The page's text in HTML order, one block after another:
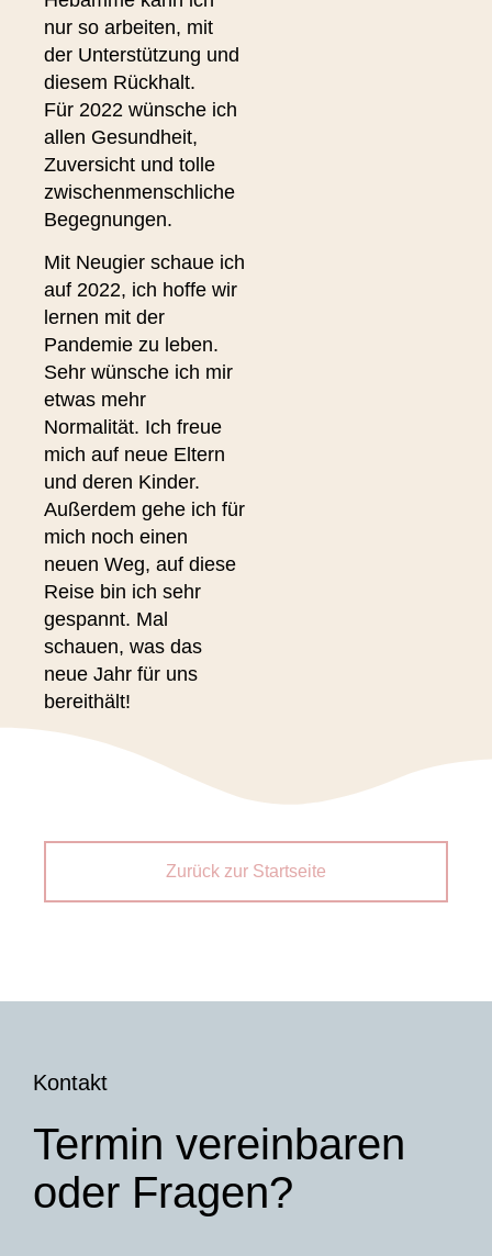
nur so arbeiten, mit
der Unterstützung und
diesem Rückhalt.
Für 2022 wünsche ich
allen Gesundheit,
Zuversicht und tolle
zwischenmenschliche
Begegnungen.
Mit Neugier schaue ich
auf 2022, ich hoffe wir
lernen mit der
Pandemie zu leben.
Sehr wünsche ich mir
etwas mehr
Normalität. Ich freue
mich auf neue Eltern
und deren Kinder.
Außerdem gehe ich für
mich noch einen
neuen Weg, auf diese
Reise bin ich sehr
gespannt. Mal
schauen, was das
neue Jahr für uns
bereithält!
Zurück zur Startseite
Kontakt
Termin vereinbaren
oder Fragen?